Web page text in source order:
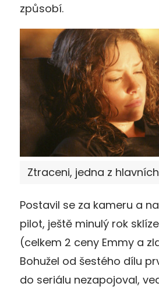
způsobí.
Ztraceni, jedna z
Postavil se za kameru a
pilot, ještě minulý rok
(celkem 2 ceny Emmy a
Bohužel od šestého dílu
do seriálu nezapojoval,